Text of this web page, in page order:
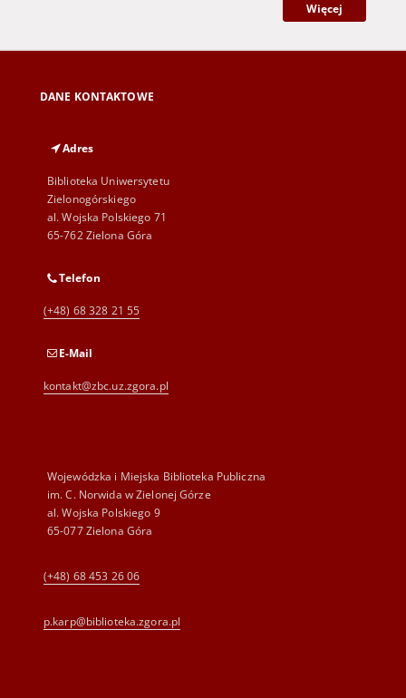
Więcej
DANE KONTAKTOWE
Adres
Biblioteka Uniwersytetu
Zielonogórskiego
al. Wojska Polskiego 71
65-762 Zielona Góra
Telefon
(+48) 68 328 21 55
E-Mail
kontakt@zbc.uz.zgora.pl
Wojewódzka i Miejska Biblioteka Publiczna
im. C. Norwida w Zielonej Górze
al. Wojska Polskiego 9
65-077 Zielona Góra
(+48) 68 453 26 06
p.karp@biblioteka.zgora.pl